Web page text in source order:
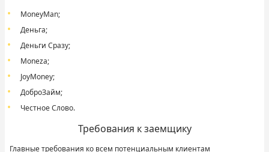
MoneyMan;
Деньга;
Деньги Сразу;
Moneza;
JoyMoney;
ДоброЗайм;
Честное Слово.
Требования к заемщику
Главные требования ко всем потенциальным клиентам